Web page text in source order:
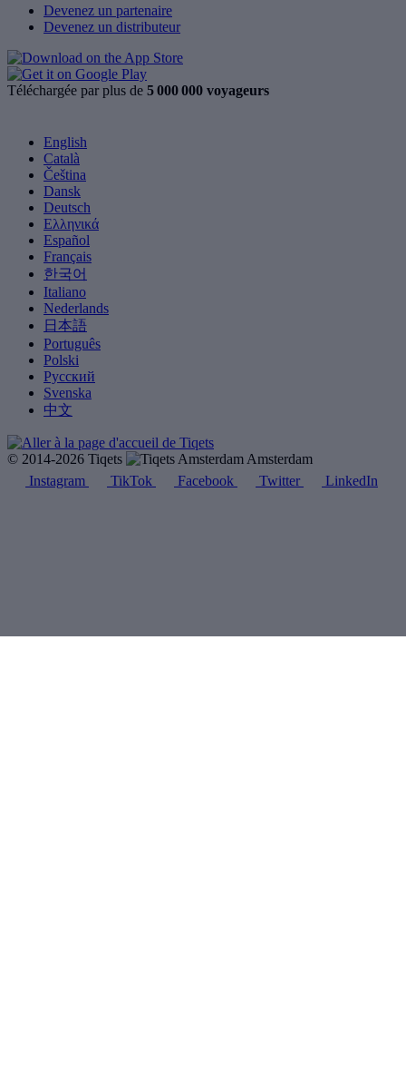
Devenez un partenaire
Devenez un distributeur
Téléchargée par plus de 5 000 000 voyageurs
English
Català
Čeština
Dansk
Deutsch
Ελληνικά
Español
Français
한국어
Italiano
Nederlands
日本語
Português
Polski
Русский
Svenska
中文
© 2014-2026 Tiqets
Amsterdam
Instagram
TikTok Facebook Twitter LinkedIn